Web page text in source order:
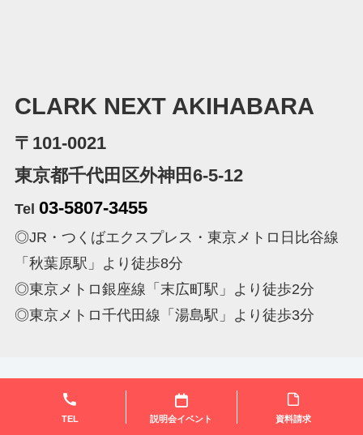
TEL 説明会イベント 資料請求
CLARK NEXT AKIHABARA
〒101-0021
東京都千代田区外神田6-5-12
Tel 03-5807-3455
◎JR・つくばエクスプレス・東京メトロ日比谷線
「秋葉原駅」より徒歩8分
◎東京メトロ銀座線「末広町駅」より徒歩2分
◎東京メトロ千代田線「湯島駅」より徒歩3分
学校法人創志学園 個人情報保護方針 情報公開